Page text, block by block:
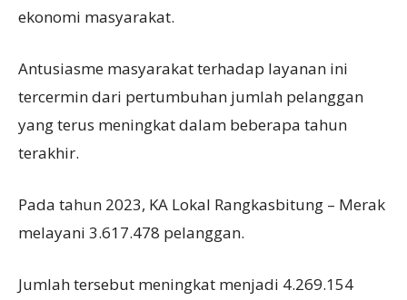
ekonomi masyarakat.
Antusiasme masyarakat terhadap layanan ini
tercermin dari pertumbuhan jumlah pelanggan
yang terus meningkat dalam beberapa tahun
terakhir.
Pada tahun 2023, KA Lokal Rangkasbitung – Merak
melayani 3.617.478 pelanggan.
Jumlah tersebut meningkat menjadi 4.269.154